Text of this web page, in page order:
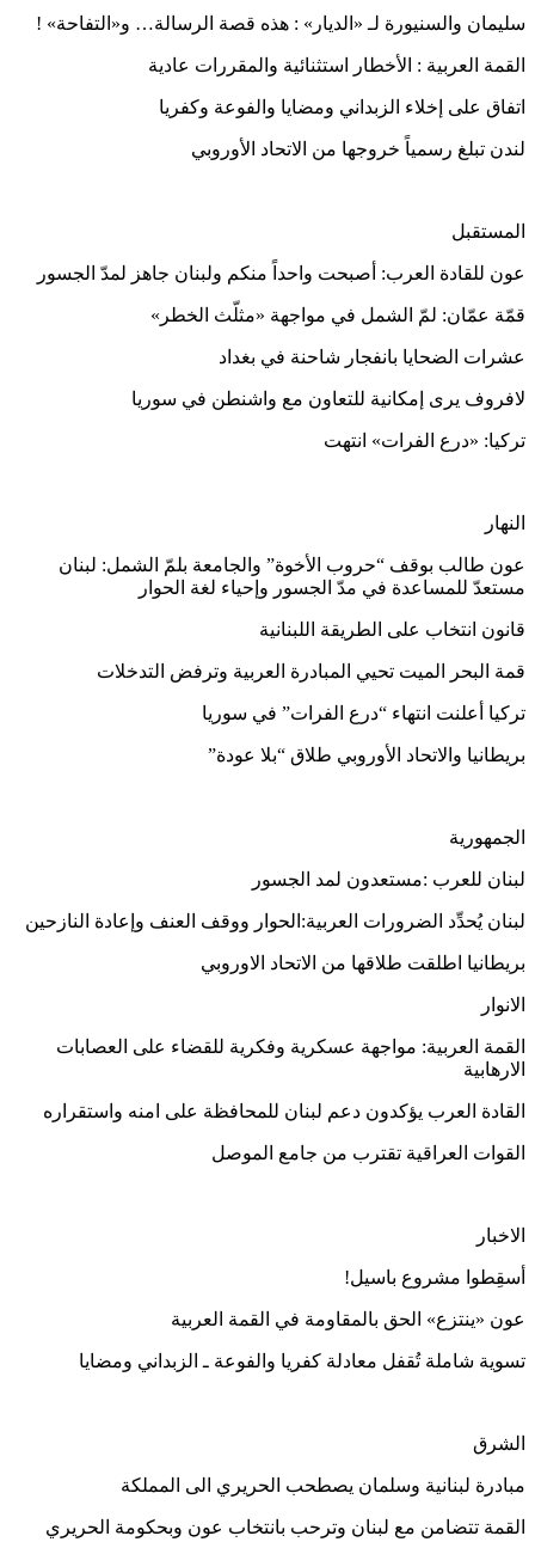
سليمان والسنيورة لـ «الديار» : هذه قصة الرسالة… و«التفاحة» !
القمة العربية : الأخطار استثنائية والمقررات عادية
اتفاق على إخلاء الزبداني ومضايا والفوعة وكفريا
لندن تبلغ رسمياً خروجها من الاتحاد الأوروبي
المستقبل
عون للقادة العرب: أصبحت واحداً منكم ولبنان جاهز لمدّ الجسور
قمّة عمّان: لمّ الشمل في مواجهة «مثلّث الخطر»
عشرات الضحايا بانفجار شاحنة في بغداد
لافروف يرى إمكانية للتعاون مع واشنطن في سوريا
تركيا: «درع الفرات» انتهت
النهار
عون طالب بوقف “حروب الأخوة” والجامعة بلمّ الشمل: لبنان
مستعدّ للمساعدة في مدّ الجسور وإحياء لغة الحوار
قانون انتخاب على الطريقة اللبنانية
قمة البحر الميت تحيي المبادرة العربية وترفض التدخلات
تركيا أعلنت انتهاء “درع الفرات” في سوريا
بريطانيا والاتحاد الأوروبي طلاق “بلا عودة”
الجمهورية
لبنان للعرب :مستعدون لمد الجسور
لبنان يُحدِّد الضرورات العربية:الحوار ووقف العنف وإعادة النازحين
بريطانيا اطلقت طلاقها من الاتحاد الاوروبي
الانوار
القمة العربية: مواجهة عسكرية وفكرية للقضاء على العصابات
الارهابية
القادة العرب يؤكدون دعم لبنان للمحافظة على امنه واستقراره
القوات العراقية تقترب من جامع الموصل
الاخبار
أسقِطوا مشروع باسيل!
عون «ينتزع» الحق بالمقاومة في القمة العربية
تسوية شاملة تُقفل معادلة كفريا والفوعة ـ الزبداني ومضايا
الشرق
مبادرة لبنانية وسلمان يصطحب الحريري الى المملكة
القمة تتضامن مع لبنان وترحب بانتخاب عون وبحكومة الحريري